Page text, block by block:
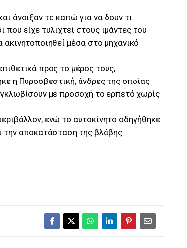
άνοιξαν το καπώ για να δουν τι
που είχε τυλιχτεί στους ιμάντες του
μέσα στο μηχανικό
προς το μέρος τους,
η Πυροσβεστική, άνδρες της οποίας
με προσοχή το ερπετό χωρίς
ενώ το αυτοκίνητο οδηγήθηκε
την αποκατάσταση της βλάβης.